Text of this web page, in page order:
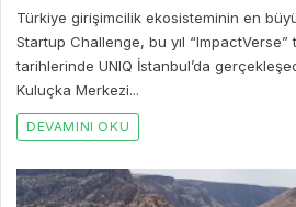
Türkiye girişimcilik ekosisteminin en
Startup Challenge, bu yıl “ImpactVerse”
tarihlerinde UNIQ İstanbul’da
Kuluçka Merkezi...
DEVAMINI OKU